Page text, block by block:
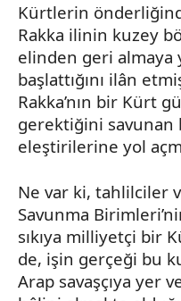
Kürtlerin
Rakka ilinin kuzey
elinden geri
başlattığını ilân
Rakka’nın bir Kürt
gerektiğini savunan
eleştirilerine yol
Ne var ki, tahlilciler
Savunma
sıkıya milliyetçi bir
de, işin gerçeği bu
Arap savaşçıya yer